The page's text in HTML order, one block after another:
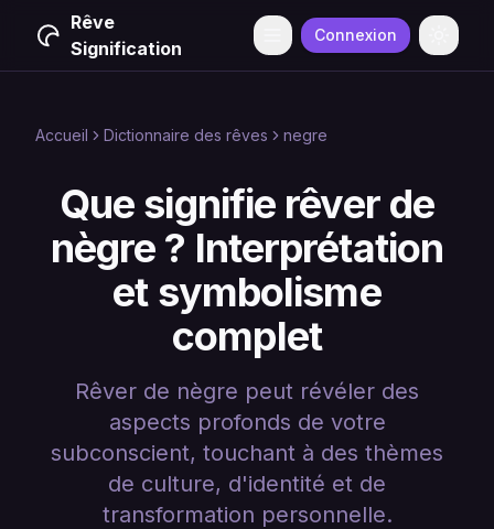
Rêve
Signification
Menu Connexion
Accueil Dictionnaire des rêves negre
Que signifie rêver de
nègre ? Interprétation
et symbolisme
complet
Rêver de nègre peut révéler des
aspects profonds de votre
subconscient, touchant à des thèmes
de culture, d'identité et de
transformation personnelle.